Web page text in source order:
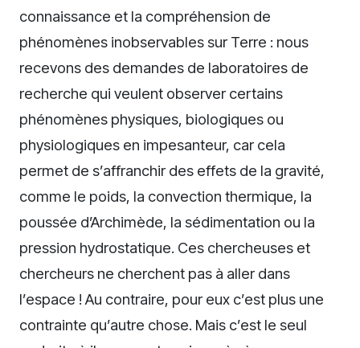
connaissance et la compréhension de
phénomènes inobservables sur Terre : nous
recevons des demandes de laboratoires de
recherche qui veulent observer certains
phénomènes physiques, biologiques ou
physiologiques en impesanteur, car cela
permet de s’affranchir des effets de la gravité,
comme le poids, la convection thermique, la
poussée d’Archimède, la sédimentation ou la
pression hydrostatique. Ces chercheuses et
chercheurs ne cherchent pas à aller dans
l’espace ! Au contraire, pour eux c’est plus une
contrainte qu’autre chose. Mais c’est le seul